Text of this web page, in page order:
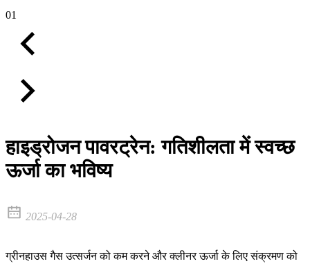
01
हाइड्रोजन पावरट्रेन: गतिशीलता में स्वच्छ
ऊर्जा का भविष्य
2025-04-28
ग्रीनहाउस गैस उत्सर्जन को कम करने और क्लीनर ऊर्जा के लिए संक्रमण को